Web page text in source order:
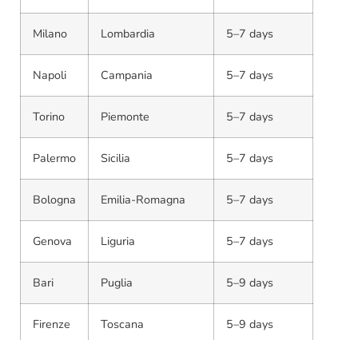
Milano Lombardia 5–7 days
Napoli Campania 5–7 days
Torino Piemonte 5–7 days
Palermo Sicilia 5–7 days
Bologna Emilia-Romagna 5–7 days
Genova Liguria 5–7 days
Bari Puglia 5–9 days
Firenze Toscana 5–9 days